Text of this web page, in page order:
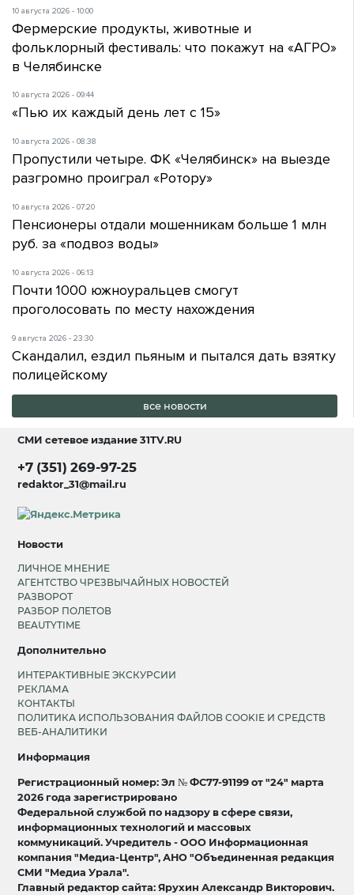
10 августа 2026 - 10:00
Фермерские продукты, животные и
фольклорный фестиваль: что покажут на «АГРО»
в Челябинске
10 августа 2026 - 09:44
«Пью их каждый день лет с 15»
10 августа 2026 - 08:38
Пропустили четыре. ФК «Челябинск» на выезде
разгромно проиграл «Ротору»
10 августа 2026 - 07:20
Пенсионеры отдали мошенникам больше 1 млн
руб. за «подвоз воды»
10 августа 2026 - 06:13
Почти 1000 южноуральцев смогут
проголосовать по месту нахождения
9 августа 2026 - 23:30
Скандалил, ездил пьяным и пытался дать взятку
полицейскому
все новости
СМИ сетевое издание31TV.RU
+7 (351) 269-97-25
redaktor_31@mail.ru
Новости
ЛИЧНОЕ МНЕНИЕ
АГЕНТСТВО ЧРЕЗВЫЧАЙНЫХ НОВОСТЕЙ
РАЗВОРОТ
РАЗБОР ПОЛЕТОВ
BEAUTYTIME
Дополнительно
ИНТЕРАКТИВНЫЕ ЭКСКУРСИИ
РЕКЛАМА
КОНТАКТЫ
ПОЛИТИКА ИСПОЛЬЗОВАНИЯ ФАЙЛОВ COOKIE И СРЕДСТВ
ВЕБ-АНАЛИТИКИ
Информация
Регистрационный номер: Эл № ФС77-91199 от "24" марта
2026 года зарегистрировано
Федеральной службой по надзору в сфере связи,
информационных технологий и массовых
коммуникаций. Учредитель - ООО Информационная
компания "Медиа-Центр", АНО "Объединенная редакция
СМИ "Медиа Урала".
Главный редактор сайта: Ярухин Александр Викторович.